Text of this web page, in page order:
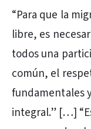
“Para que la
libre, es
todos una
común, el
fundamentales
integral.” […]